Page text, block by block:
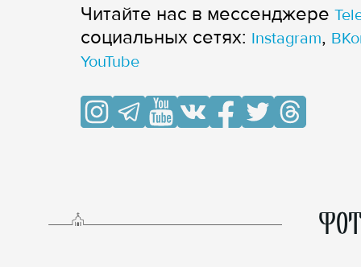
Читайте нас в мессенджере
cоциальных сетях: Instagram,
YouTube